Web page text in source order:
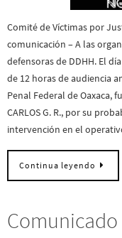
Comité de Víctimas por
comunicación – A las
defensoras de DDHH. El
de 12 horas de audiencia
Penal Federal de Oaxaca,
CARLOS G. R., por su
intervención en el
Continua leyendo